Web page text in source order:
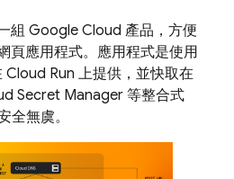
組 Google Cloud 產品，方便
頁應用程式。應用程式是使用
Cloud Run 上提供，並快取在
Secret Manager 等整合式
全無虞。